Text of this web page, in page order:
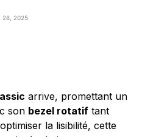
28, 2025
arrive, promettant un
son bezel rotatif tant
la lisibilité, cette